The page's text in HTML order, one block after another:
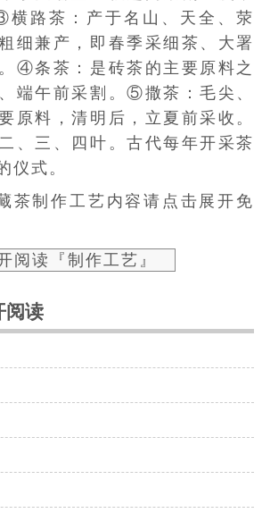
图片：雅安藏茶
技艺主要分为采割、原料茶初
大主要部分。
统雅安藏茶原料是国内外使
”的。原料茶分本山茶、上路
本山茶：产于雨城区周公山一
茶：产于雨城区大河、严桥、
于大署至立秋之间采割一次，
横路茶：产于名山、天全、荥
④条茶：是砖茶的主要原料之
端午前采割。⑤撒茶：毛尖、
原料，清明后，立夏前采收。
、三、四叶。古代每年开采茶
仪式。
茶制作工艺内容请点击展开免